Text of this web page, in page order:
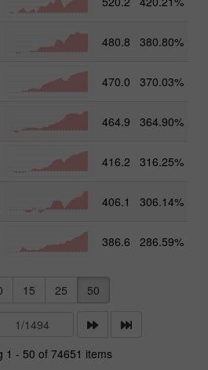
480.8 380.80%
470.0 370.03%
464.9 364.90%
416.2 316.25%
406.1 306.14%
386.6 286.59%
15 25 50
1 - 50 of 74651 items